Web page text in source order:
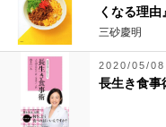
くなる理
三砂慶明
2020/05/08
長生き食事